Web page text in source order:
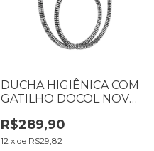
DUCHA HIGIÊNICA COM
GATILHO DOCOL NOVA
R$289,90
12 x de R$29,82